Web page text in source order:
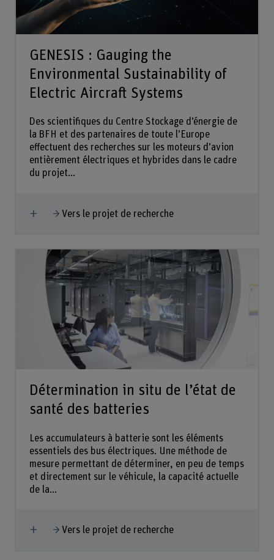
GENESIS : Gauging the
Environmental Sustainability of
Electric Aircraft Systems
Des scientifiques du Centre Stockage d’énergie de
la BFH et des partenaires de toute l’Europe
effectuent des recherches sur les moteurs d’avion
entièrement électriques et hybrides dans le cadre
du projet...
Afficher plus
Vers le projet de recherche
Détermination in situ de l’état de
santé des batteries
Les accumulateurs à batterie sont les éléments
essentiels des bus électriques. Une méthode de
mesure permettant de déterminer, en peu de temps
et directement sur le véhicule, la capacité actuelle
de la...
Afficher plus
Vers le projet de recherche